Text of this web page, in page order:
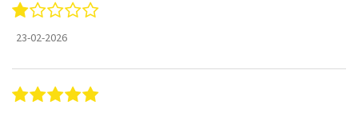
23-02-2026